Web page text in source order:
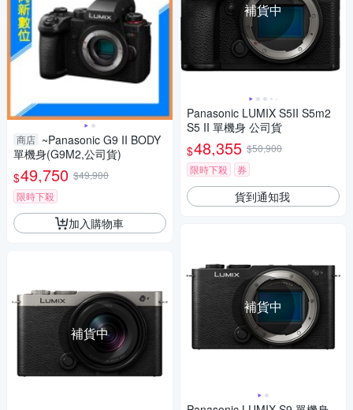
商店 ~Panasonic G9 II BODY
單機身(G9M2,公司貨)
$49,750 $49,900
限時下殺
加入購物車
補貨中
補貨中
Panasonic LUMIX S5II S5m2
S5 II 單機身 公司貨
$48,355 $50,900
限時下殺
券
貨到通知我
補貨中